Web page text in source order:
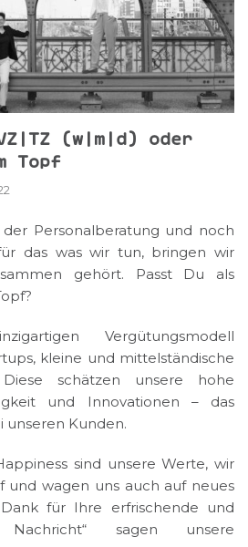
(w|m|d) oder
Topf
Personalberatung und noch
das was wir tun, bringen wir
gehört. Passt Du als
Vergütungsmodell
kleine und mittelständische
schätzen unsere hohe
und Innovationen – das
unseren Kunden.
sind unsere Werte, wir
und wagen uns auch auf neues
Dank für Ihre erfrischende und
Nachricht“ sagen unsere